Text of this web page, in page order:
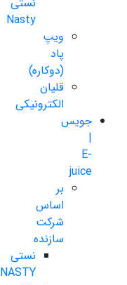
Nasty
ویپ
پاد
(دوکاره)
قلیان
الکترونیکی
جویس
|
E-
juice
بر
اساس
شرکت
سازنده
نستی
NASTY